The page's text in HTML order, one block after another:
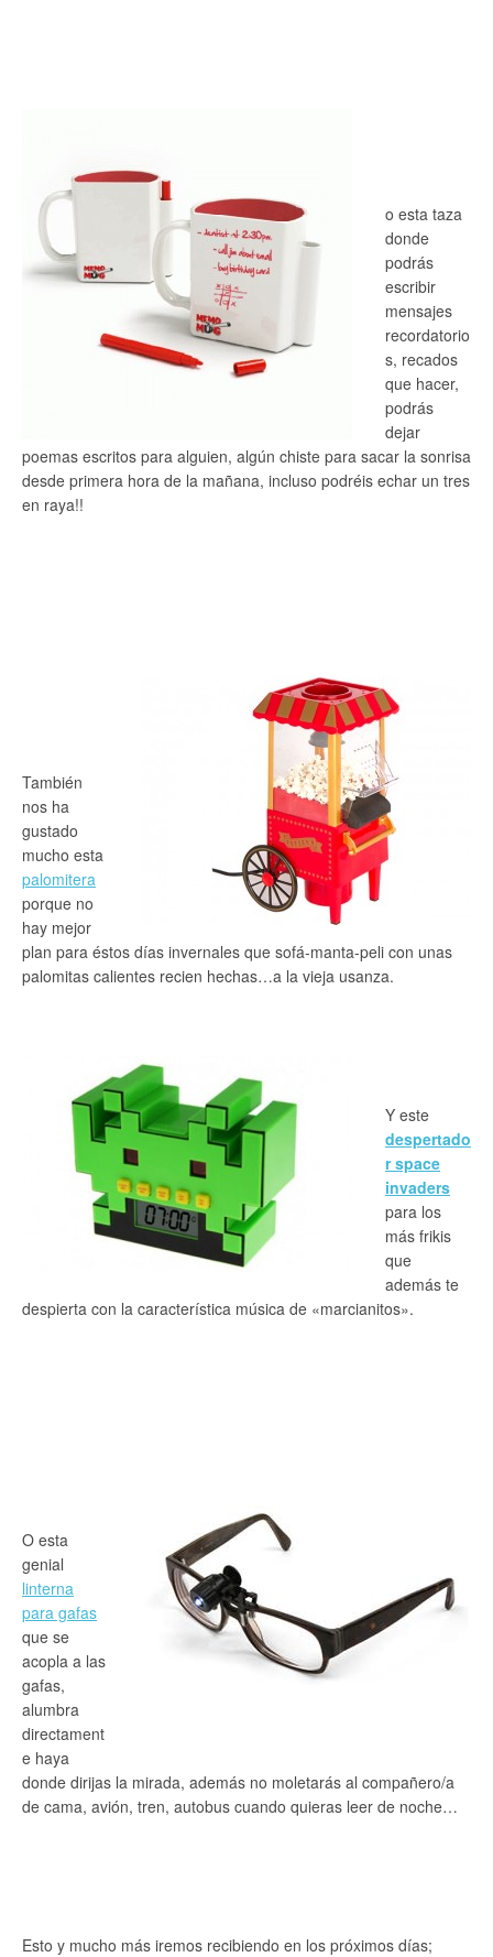
o esta taza
donde
podrás
escribir
mensajes
recordatorio
s, recados
que hacer,
podrás
dejar
poemas escritos para alguien, algún chiste para sacar la sonrisa
desde primera hora de la mañana, incluso podréis echar un tres
en raya!!
También
nos ha
gustado
mucho esta
palomitera
porque no
hay mejor
plan para éstos días invernales que sofá-manta-peli con unas
palomitas calientes recien hechas…a la vieja usanza.
Y este
despertado
r space
invaders
para los
más frikis
que
además te
despierta con la característica música de «marcianitos».
O esta
genial
linterna
para gafas
que se
acopla a las
gafas,
alumbra
directament
e haya
donde dirijas la mirada, además no moletarás al compañero/a
de cama, avión, tren, autobus cuando quieras leer de noche…
Esto y mucho más iremos recibiendo en los próximos días;